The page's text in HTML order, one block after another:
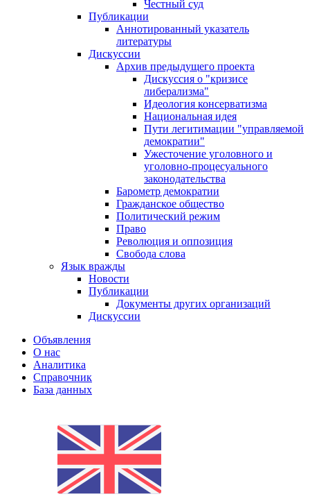
Честный суд
Публикации
Аннотированный указатель
литературы
Дискуссии
Архив предыдущего проекта
Дискуссия о "кризисе
либерализма"
Идеология консерватизма
Национальная идея
Пути легитимации "управляемой
демократии"
Ужесточение уголовного и
уголовно-процесуального
законодательства
Барометр демократии
Гражданское общество
Политический режим
Право
Революция и оппозиция
Свобода слова
Язык вражды
Новости
Публикации
Документы других организаций
Дискуссии
Объявления
О нас
Аналитика
Справочник
База данных